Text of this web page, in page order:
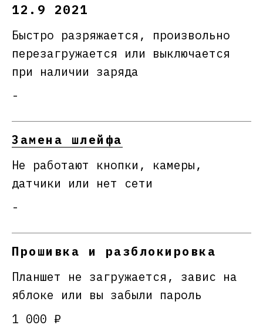
12.9 2021
Быстро разряжается, произвольно
перезагружается или выключается
при наличии заряда
-
Замена шлейфа
Не работают кнопки, камеры,
датчики или нет сети
-
Прошивка и разблокировка
Планшет не загружается, завис на
яблоке или вы забыли пароль
1 000 ₽